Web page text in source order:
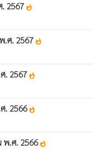
2567 whatshot
.ศ. 2567 whatshot
. 2567 whatshot
. 2566whatshot
พ.ศ. 2566whatshot